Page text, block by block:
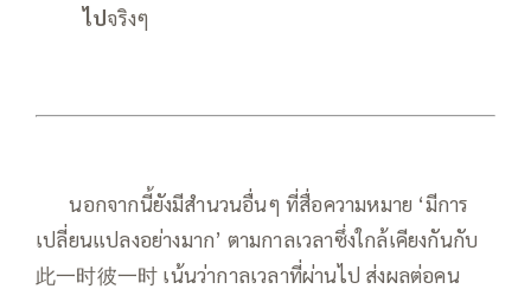
ไปจริงๆ
——นอกจากนี้ยังมีสำนวนอื่นๆ ที่สื่อความหมาย ‘มีการ
เปลี่ยนแปลงอย่างมาก’ ตามกาลเวลาซึ่งใกล้เคียงกันกับ
此一时彼一时 เน้นว่ากาลเวลาที่ผ่านไป ส่งผลต่อคน